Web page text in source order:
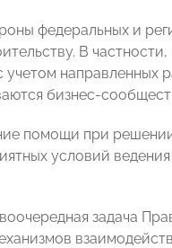
федеральных и
В частности,
направленных
бизнес-
помощи при
условий ведения
задача